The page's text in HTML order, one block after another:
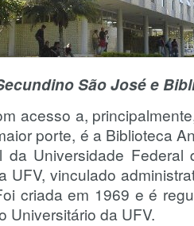
São José e
acesso a,
porte, é a Biblioteca
da Universidade Federal
UFV, vinculado
criada em 1969 e é
Universitário da UFV.